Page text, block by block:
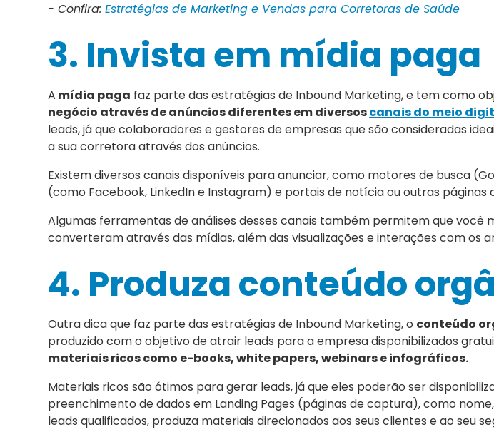
- Confira:Estratégias de Marketing e Vendas para Corretoras de Saúde
3. Invista em mídia paga
A mídia paga faz parte das estratégias de Inbound Marketing, e tem como
negócio através de anúncios diferentes em diversoscanais do meio
leads, já que colaboradores e gestores de empresas que são consideradas
a sua corretora através dos anúncios.
Existem diversos canais disponíveis para anunciar, como motores de busca
(como Facebook, LinkedIn e Instagram) e portais de notícia ou outras páginas
Algumas ferramentas de análises desses canais também permitem que você
converteram através das mídias, além das visualizações e interações com os
4. Produza conteúdo
Outra dica que faz parte das estratégias de Inbound Marketing, o conteúdo
produzido com o objetivo de atrair leads para a empresa disponibilizados
materiais ricos como e-books, white papers, webinars e infográficos.
Materiais ricos são ótimos para gerar leads, já que eles poderão ser
preenchimento de dados em Landing Pages (páginas de captura), como
leads qualificados, produza materiais direcionados aos seus clientes e ao seu